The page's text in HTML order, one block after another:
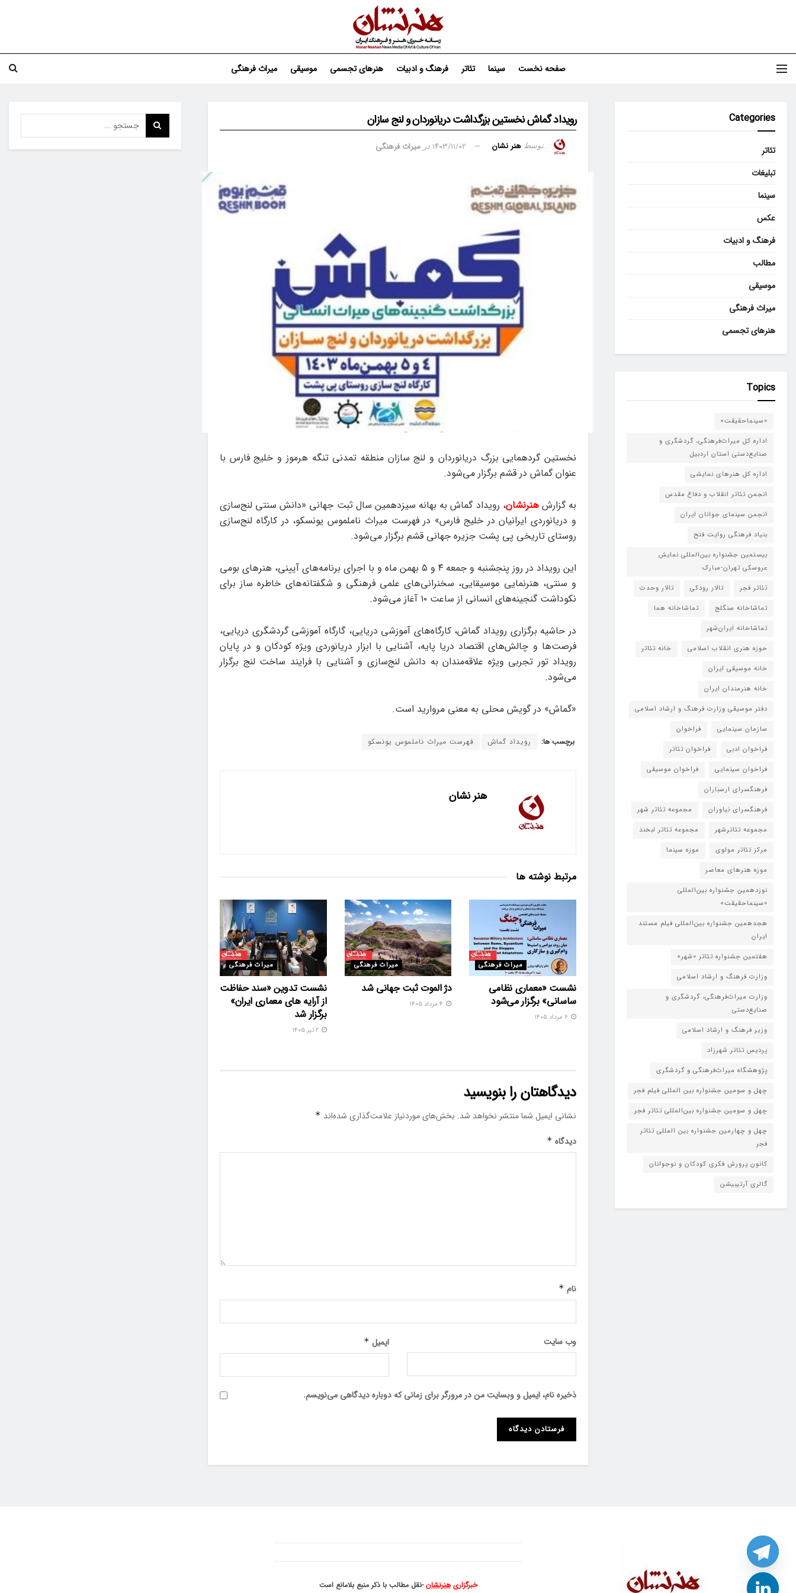
صفحه نخست سینما تئاتر فرهنگ و ادبیات هنرهای تجسمی موسیقی میراث فرهنگی
رویداد گماش نخستین بزرگداشت دریانوردان و لنج سازان
توسط هنر نشان ۱۴۰۳/۱۱/۰۲ در میراث فرهنگی
نخستین گردهمایی بزرگ دریانوردان و لنج سازان منطقه تمدنی تنگه هرموز و خلیج فارس با
عنوان گماش در قشم برگزار می‌شود.
به گزارشهنرنشان، رویداد گماش به بهانه سیزدهمین سال ثبت جهانی «دانش سنتی لنج‌سازی
و دریانوردی ایرانیان در خلیج فارس» در فهرست میراث ناملموس یونسکو، در کارگاه لنج‌سازی
روستای تاریخی پی پشت جزیره جهانی قشم برگزار می‌شود.
این رویداد در روز پنجشنبه و جمعه ۴ و ۵ بهمن ماه و با اجرای برنامه‌های آیینی، هنرهای بومی
و سنتی، هنرنمایی موسیقایی، سخنرانی‌های علمی فرهنگی و شگفتانه‌های خاطره ساز برای
نکوداشت گنجینه‌های انسانی از ساعت ۱۰ آغاز می‌شود.
در حاشیه برگزاری رویداد گماش، کارگاه‌های آموزشی دریایی، گارگاه آموزشی گردشگری دریایی،
فرصت‌ها و چالش‌های اقتصاد دریا پایه، آشنایی با ابزار دریانوردی ویژه کودکان و در پایان
رویداد تور تجربی ویژه علاقه‌مندان به دانش لنج‌سازی و آشنایی با فرایند ساخت لنج برگزار
می‌شود.
«گماش» در گویش محلی به معنی مروارید است.
برچسب ها: رویداد گماش فهرست میراث ناملموس یونسکو
هنر نشان
مرتبط نوشته ها
میراث فرهنگی
نشست «معماری نظامی
ساسانی» برگزار می‌شود
میراث فرهنگی
دژ الموت ثبت جهانی شد
میراث فرهنگی
نشست تدوین «سند حفاظت
از آرایه های معماری ایران»
برگزار شد
۲ تیر ۱۴۰۵
دیدگاهتان را بنویسید
نشانی ایمیل شما منتشر نخواهد شد. بخش‌های موردنیاز علامت‌گذاری شده‌اند *
دیدگاه *
نام *
ایمیل * وب‌ سایت
ذخیره نام، ایمیل و وبسایت من در مرورگر برای زمانی که دوباره دیدگاهی می‌نویسم.
Categories
تئاتر
تبلیغات
سینما
عکس
فرهنگ و ادبیات
مطالب
موسیقی
میراث فرهنگی
هنرهای تجسمی
Topics
«سینماحقیقت»
اداره کل میراث‌فرهنگی، گردشگری و
صنایع‌دستی استان اردبیل
اداره کل هنرهای نمایشی
انجمن تئاتر انقلاب و دفاع مقدس
انجمن سینمای جوانان ایران
بنیاد فرهنگی روایت فتح
بیستمین جشنواره بین‌المللی نمایش
عروسکی تهران-مبارک
تئاتر فجر
تالار رودکی
تالار وحدت
تماشاخانه سنگلج
تماشاخانه هما
تماشاخانه‌ ایران‌شهر
حوزه هنری انقلاب اسلامی
خانه تئاتر
خانه موسیقی ایران
خانه هنرمندان ایران
دفتر موسیقی وزارت فرهنگ و ارشاد اسلامی
سازمان سینمایی
فراخوان
فراخوان ادبی
فراخوان تئاتر
فراخوان سینمایی
فراخوان موسیقی
فرهنگسرای ارسباران
فرهنگسرای نیاوران
مجموعه تئاتر شهر
مجموعه تئاترشهر
مجموعه تئاتر لبخند
مرکز تئاتر مولوی
موزه سینما
موزه هنرهای معاصر
نوزدهمین جشنواره بین‌المللی
«سینماحقیقت»
هجدهمین جشنواره بین‌المللی فیلم مستند
ایران
هفتمین جشنواره تئاتر «شهر»
وزارت فرهنگ و ارشاد اسلامی
وزارت میراث‌فرهنگی، گردشگری و
صنایع‌دستی
وزیر فرهنگ و ارشاد اسلامی
پردیس تئاتر شهرزاد
پژوهشگاه میراث‌فرهنگی و گردشگری
چهل و سومین جشنواره بین المللی فیلم فجر
چهل و سومین جشنواره بین‌المللی تئاتر فجر
چهل و چهارمین جشنواره بین المللی تئاتر
فجر
کانون پرورش فکری کودکان و نوجوانان
گالری آرتیبیشن
خبرگزاریهنرنشان-نقل مطالب با ذکر منبع بلامانع است